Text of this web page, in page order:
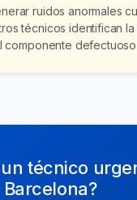
ruidos anormales
técnicos identifican
componente defectuoso.
técnico
Barcelona?